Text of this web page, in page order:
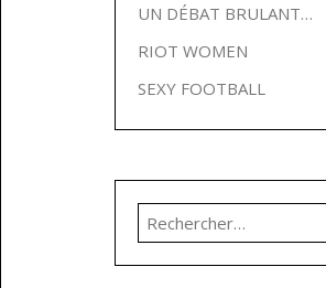
UN DÉBAT BRULANT…
RIOT WOMEN
SEXY FOOTBALL
Rechercher :